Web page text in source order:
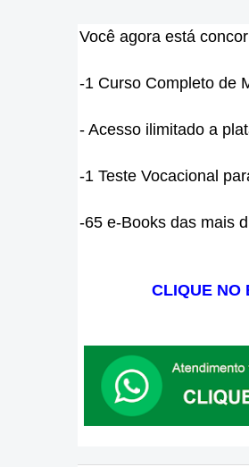
Você agora está
-1 Curso Completo de
- Acesso ilimitado a
-1 Teste Vocacional
-65 e-Books das mais
CLIQUE NO